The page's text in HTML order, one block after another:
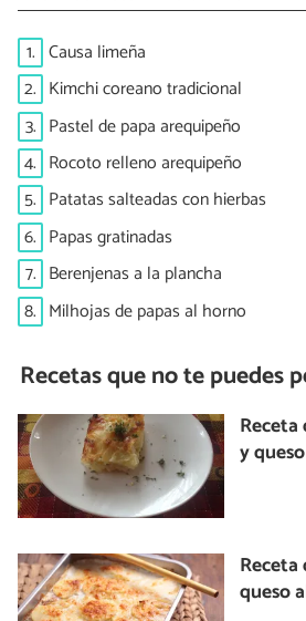
1. Causa limeña
2. Kimchi coreano tradicional
3. Pastel de papa arequipeño
4. Rocoto relleno arequipeño
5. Patatas salteadas con hierbas
6. Papas gratinadas
7. Berenjenas a la plancha
8. Milhojas de papas al horno
Recetas que no te puedes
y queso
Receta
queso